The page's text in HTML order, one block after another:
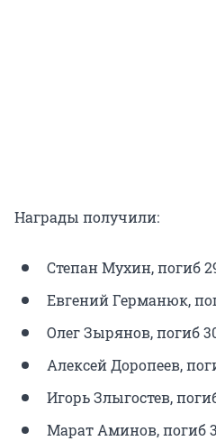
Награды получили:
Степан Мухин, погиб
Евгений Германюк,
Олег Зырянов, погиб
Алексей Доропеев,
Игорь Злыгостев,
Марат Аминов, погиб